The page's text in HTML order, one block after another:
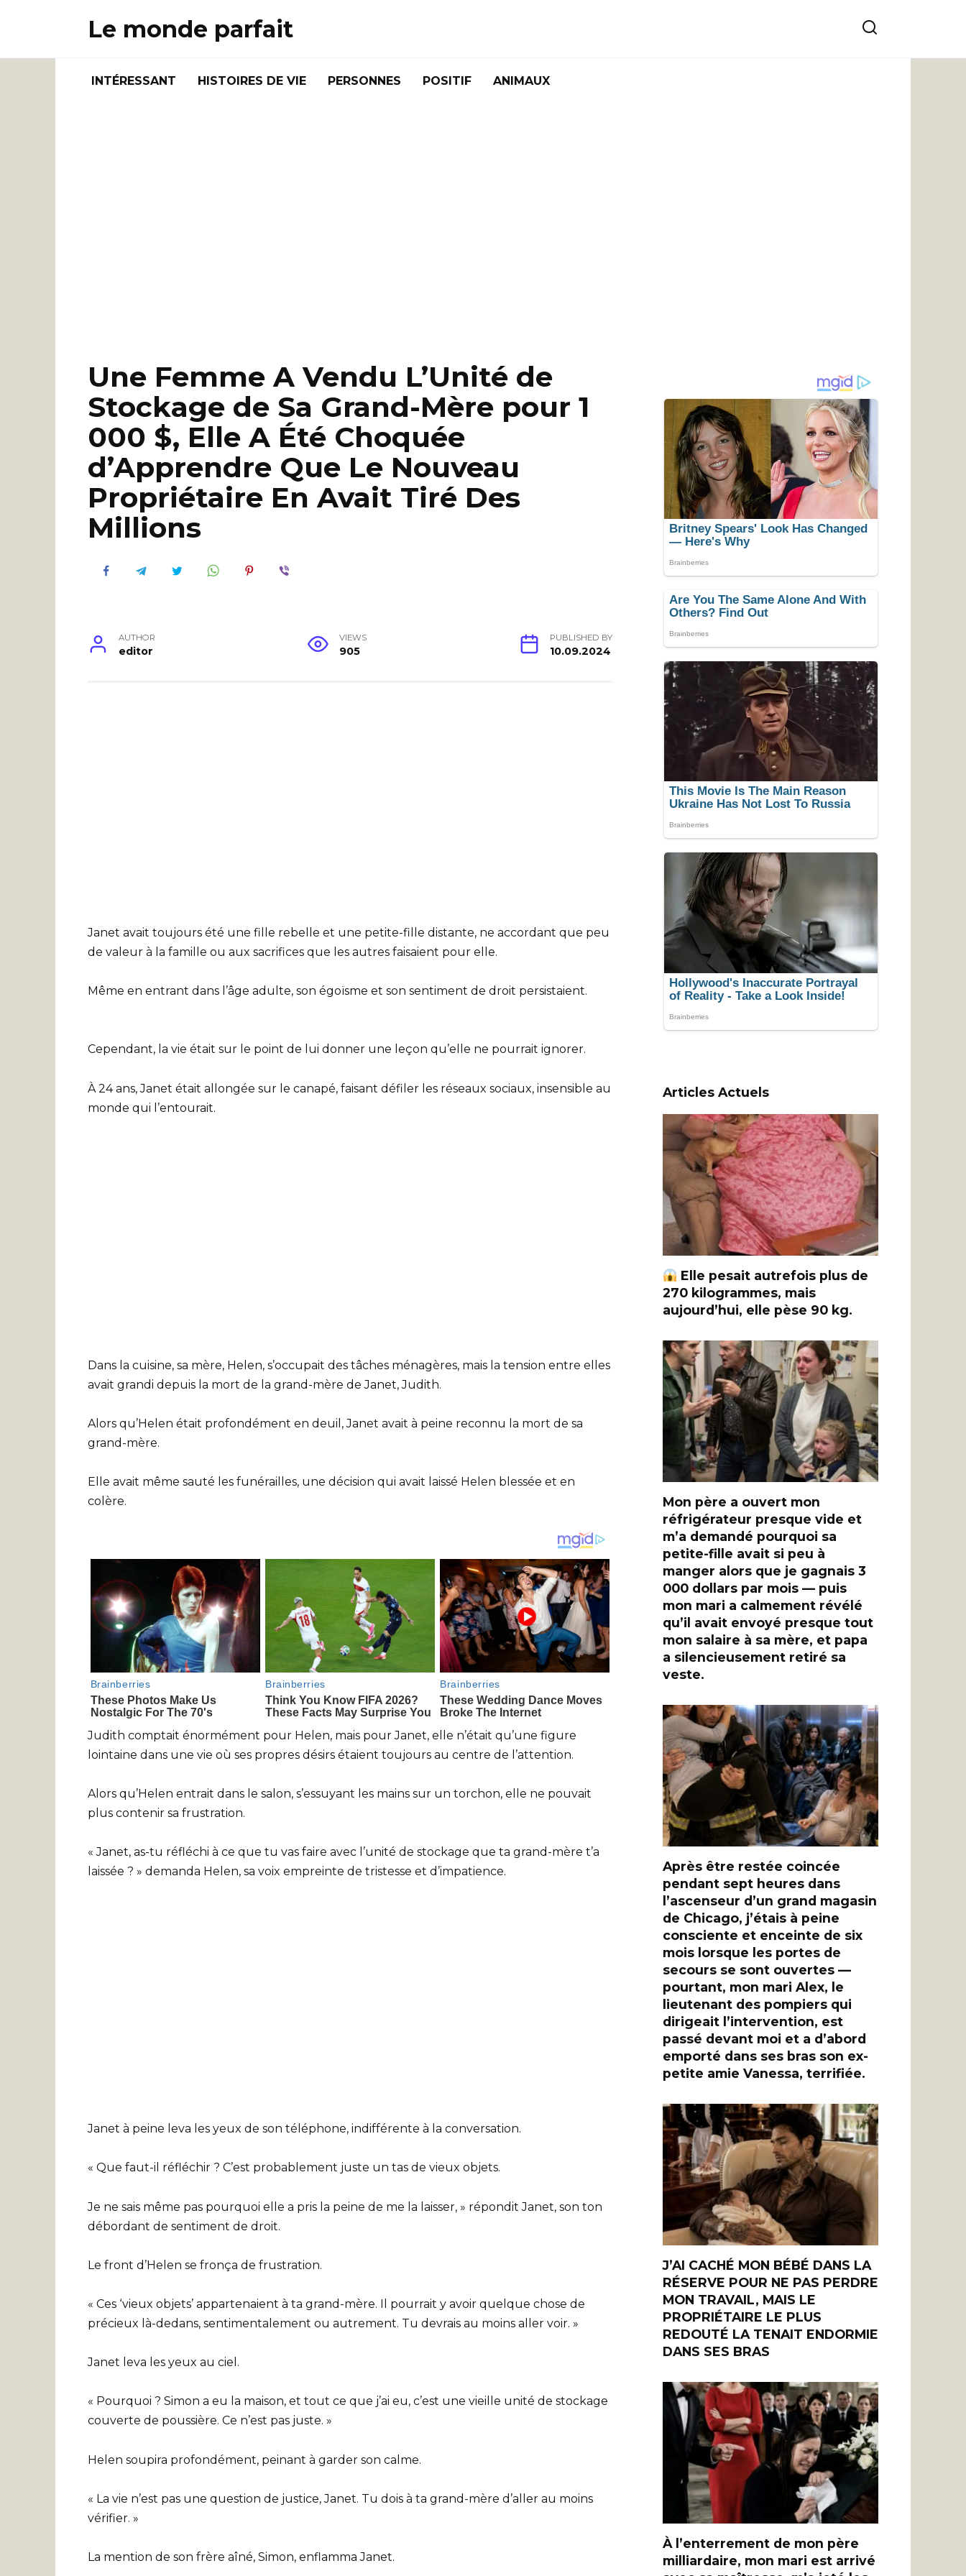
Le monde parfait
INTÉRESSANT HISTOIRES DE VIE PERSONNES POSITIF ANIMAUX
Une Femme A Vendu L’Unité de
Stockage de Sa Grand-Mère pour 1
000 $, Elle A Été Choquée
d’Apprendre Que Le Nouveau
Propriétaire En Avait Tiré Des
Millions
AUTHOR
editor
VIEWS
905
PUBLISHED BY
10.09.2024
Janet avait toujours été une fille rebelle et une petite-fille distante, ne accordant que peu
de valeur à la famille ou aux sacrifices que les autres faisaient pour elle.
Même en entrant dans l’âge adulte, son égoïsme et son sentiment de droit persistaient.
Cependant, la vie était sur le point de lui donner une leçon qu’elle ne pourrait ignorer.
À 24 ans, Janet était allongée sur le canapé, faisant défiler les réseaux sociaux, insensible au
monde qui l’entourait.
Dans la cuisine, sa mère, Helen, s’occupait des tâches ménagères, mais la tension entre elles
avait grandi depuis la mort de la grand-mère de Janet, Judith.
Alors qu’Helen était profondément en deuil, Janet avait à peine reconnu la mort de sa
grand-mère.
Elle avait même sauté les funérailles, une décision qui avait laissé Helen blessée et en
colère.
Judith comptait énormément pour Helen, mais pour Janet, elle n’était qu’une figure
lointaine dans une vie où ses propres désirs étaient toujours au centre de l’attention.
Alors qu’Helen entrait dans le salon, s’essuyant les mains sur un torchon, elle ne pouvait
plus contenir sa frustration.
« Janet, as-tu réfléchi à ce que tu vas faire avec l’unité de stockage que ta grand-mère t’a
laissée ? » demanda Helen, sa voix empreinte de tristesse et d’impatience.
Janet à peine leva les yeux de son téléphone, indifférente à la conversation.
« Que faut-il réfléchir ? C’est probablement juste un tas de vieux objets.
Je ne sais même pas pourquoi elle a pris la peine de me la laisser, » répondit Janet, son ton
débordant de sentiment de droit.
Le front d’Helen se fronça de frustration.
« Ces ‘vieux objets’ appartenaient à ta grand-mère. Il pourrait y avoir quelque chose de
précieux là-dedans, sentimentalement ou autrement. Tu devrais au moins aller voir. »
Janet leva les yeux au ciel.
« Pourquoi ? Simon a eu la maison, et tout ce que j’ai eu, c’est une vieille unité de stockage
couverte de poussière. Ce n’est pas juste. »
Helen soupira profondément, peinant à garder son calme.
« La vie n’est pas une question de justice, Janet. Tu dois à ta grand-mère d’aller au moins
vérifier. »
La mention de son frère aîné, Simon, enflamma Janet.
Articles Actuels
Elle pesait autrefois plus de
270 kilogrammes, mais
aujourd’hui, elle pèse 90 kg.
Mon père a ouvert mon
réfrigérateur presque vide et
m’a demandé pourquoi sa
petite-fille avait si peu à
manger alors que je gagnais 3
000 dollars par mois — puis
mon mari a calmement révélé
qu’il avait envoyé presque tout
mon salaire à sa mère, et papa
a silencieusement retiré sa
veste.
Après être restée coincée
pendant sept heures dans
l’ascenseur d’un grand magasin
de Chicago, j’étais à peine
consciente et enceinte de six
mois lorsque les portes de
secours se sont ouvertes —
pourtant, mon mari Alex, le
lieutenant des pompiers qui
dirigeait l’intervention, est
passé devant moi et a d’abord
emporté dans ses bras son ex-
petite amie Vanessa, terrifiée.
J’AI CACHÉ MON BÉBÉ DANS LA
RÉSERVE POUR NE PAS PERDRE
MON TRAVAIL, MAIS LE
PROPRIÉTAIRE LE PLUS
REDOUTÉ LA TENAIT ENDORMIE
DANS SES BRAS
À l’enterrement de mon père
milliardaire, mon mari est arrivé